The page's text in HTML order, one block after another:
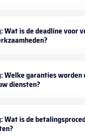
Wat is de deadline voor
Welke garanties worden
diensten?
Wat is de